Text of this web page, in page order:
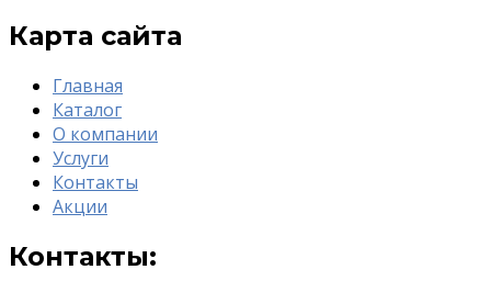
Карта сайта
Главная
Каталог
О компании
Услуги
Контакты
Акции
Контакты: